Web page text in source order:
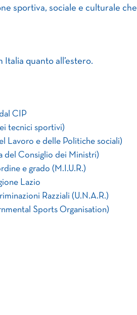
sportiva, sociale e culturale che
quanto all’estero.
CIP
tecnici sportivi)
Lavoro e delle Politiche sociali)
del Consiglio dei Ministri)
e grado (M.I.U.R.)
Lazio
Razziali (U.N.A.R.)
Sports Organisation)